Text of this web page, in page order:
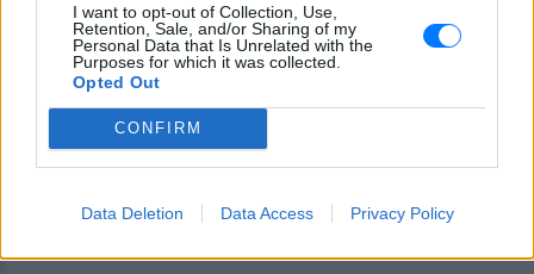
I want to opt-out of Collection, Use,
Retention, Sale, and/or Sharing of my
Personal Data that Is Unrelated with the
Purposes for which it was collected.
Opted Out
CONFIRM
Data Deletion Data Access Privacy Policy